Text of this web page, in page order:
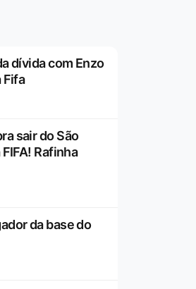
dívida com Enzo
Fifa
sair do São
Rafinha
da base do